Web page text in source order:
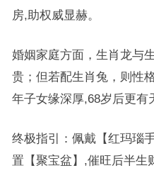
房,助权威显赫。
婚姻家庭方面，生肖龙与
贵；但若配生肖兔，则性
年子女缘深厚,68岁后更有
终极指引：佩戴【红玛瑙
置【聚宝盆】,催旺后半生